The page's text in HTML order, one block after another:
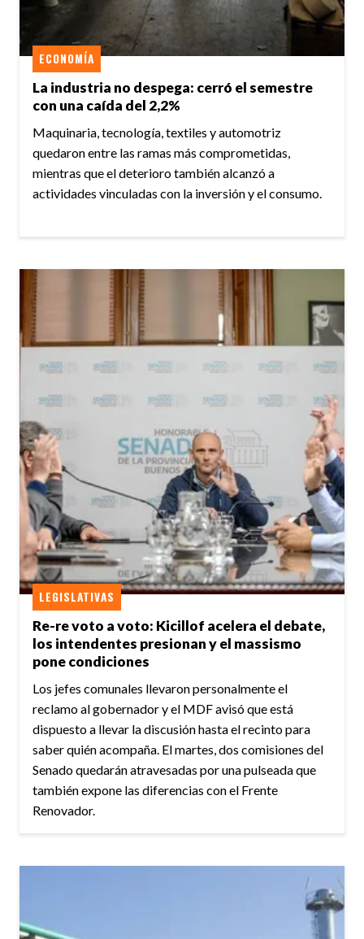
La industria no despega: cerró el semestre
con una caída del 2,2%
ECONOMÍA
Maquinaria, tecnología, textiles y automotriz
quedaron entre las ramas más comprometidas,
mientras que el deterioro también alcanzó a
actividades vinculadas con la inversión y el consumo.
Re-re voto a voto: Kicillof acelera el debate,
los intendentes presionan y el massismo
pone condiciones
LEGISLATIVAS
Los jefes comunales llevaron personalmente el
reclamo al gobernador y el MDF avisó que está
dispuesto a llevar la discusión hasta el recinto para
saber quién acompaña. El martes, dos comisiones del
Senado quedarán atravesadas por una pulseada que
también expone las diferencias con el Frente
Renovador.